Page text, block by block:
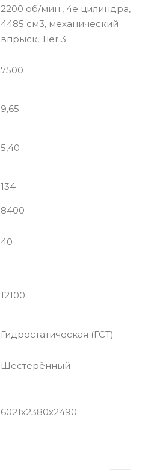
2200 об/мин., 4е цилиндра,
4485 см3, механический
впрыск, Tier 3
7500
9,65
5,40
134
8400
40
12100
Гидростатическая (ГСТ)
Шестерённый
6021х2380х2490